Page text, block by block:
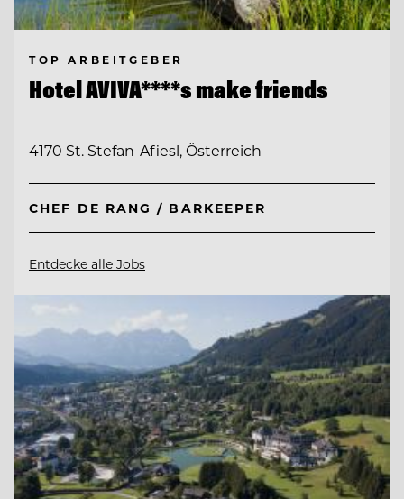
TOP ARBEITGEBER
Hotel AVIVA****s make friends
4170 St. Stefan-Afiesl, Österreich
CHEF DE RANG / BARKEEPER
Entdecke alle Jobs